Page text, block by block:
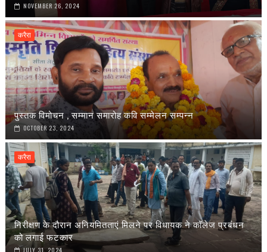
NOVEMBER 26, 2024
करैरा
पुस्तक विमोचन , सम्मान समारोह कवि सम्मेलन सम्पन्न
OCTOBER 23, 2024
करैरा
निरीक्षण के दौरान अनियमितताएं मिलने पर विधायक ने कॉलेज प्रबंधन
को लगाई फटकार
JULY 31, 2024